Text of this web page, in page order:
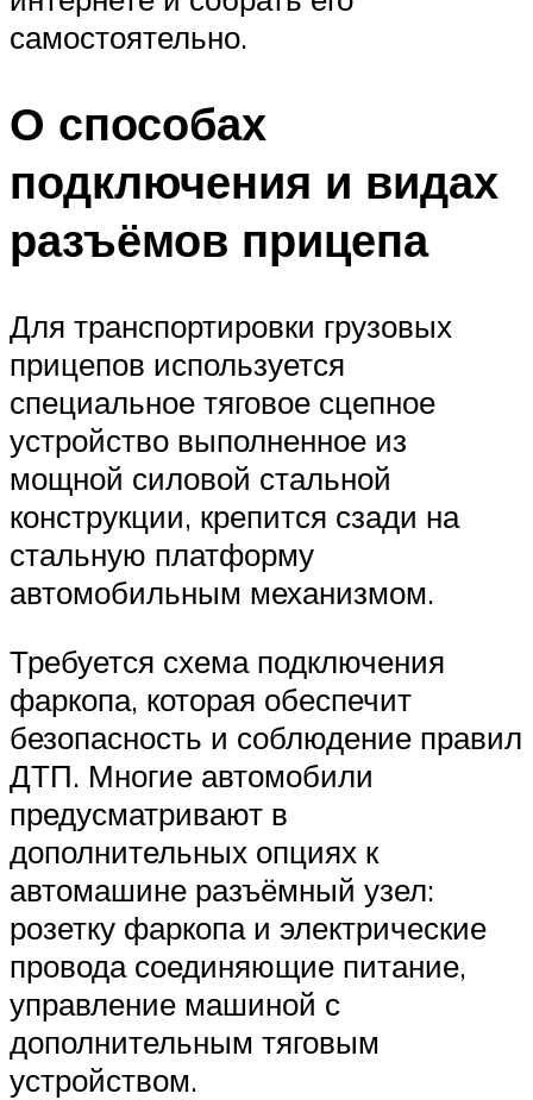
самостоятельно.
О способах
подключения и видах
разъёмов прицепа
Для транспортировки грузовых
прицепов используется
специальное тяговое сцепное
устройство выполненное из
мощной силовой стальной
конструкции, крепится сзади на
стальную платформу
автомобильным механизмом.
Требуется схема подключения
фаркопа, которая обеспечит
безопасность и соблюдение правил
ДТП. Многие автомобили
предусматривают в
дополнительных опциях к
автомашине разъёмный узел:
розетку фаркопа и электрические
провода соединяющие питание,
управление машиной с
дополнительным тяговым
устройством.